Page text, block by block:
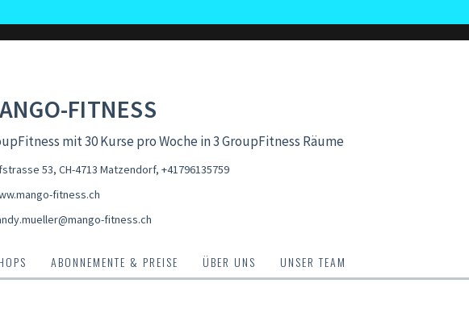
FITNESS
mit 30 Kurse pro Woche in 3 GroupFitness Räume
53, CH-4713 Matzendorf, +41796135759
fitness.ch
fitness.ch
ABONNEMENTE & PREISE ÜBER UNS UNSER TEAM